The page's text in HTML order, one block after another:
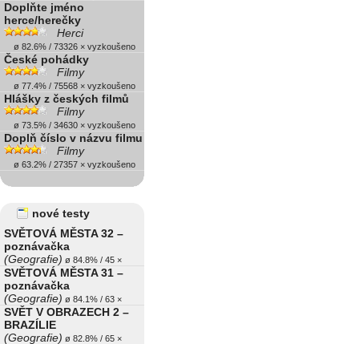
Doplňte jméno
herce/herečky
Herci
ø 82.6% / 73326 × vyzkoušeno
České pohádky
Filmy
ø 77.4% / 75568 × vyzkoušeno
Hlášky z českých filmů
Filmy
ø 73.5% / 34630 × vyzkoušeno
Doplň číslo v názvu filmu
Filmy
ø 63.2% / 27357 × vyzkoušeno
nové testy
SVĚTOVÁ MĚSTA 32 –
poznávačka
(Geografie) ø 84.8% / 45 ×
SVĚTOVÁ MĚSTA 31 –
poznávačka
(Geografie) ø 84.1% / 63 ×
SVĚT V OBRAZECH 2 –
BRAZÍLIE
(Geografie) ø 82.8% / 65 ×